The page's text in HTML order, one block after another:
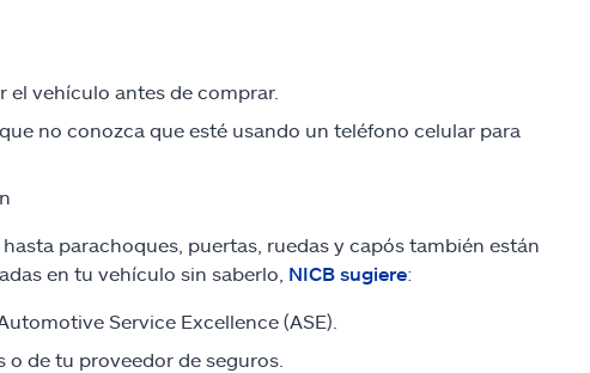
vehículo antes de comprar.
no conozca que esté usando un teléfono celular para
parachoques, puertas, ruedas y capós también están
en tu vehículo sin saberlo, NICB sugiere:
Service Excellence (ASE).
de tu proveedor de seguros.